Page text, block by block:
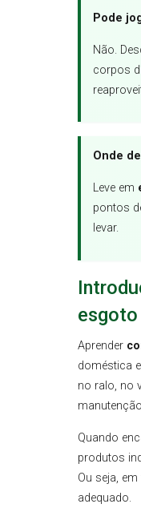
Pode
Não.
corpos
Onde
Leve em
pontos
levar.
esgoto
Aprender
doméstica
no ralo, no
Quando
produtos
Ou seja,
adequado.